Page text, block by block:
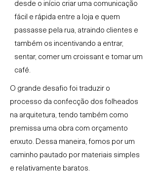
desde o início criar uma comunicação
fácil e rápida entre a loja e quem
passasse pela rua, atraindo clientes e
também os incentivando a entrar,
sentar, comer um croissant e tomar um
café.
O grande desafio foi traduzir o
processo da confecção dos folheados
na arquitetura, tendo também como
premissa uma obra com orçamento
enxuto. Dessa maneira, fomos por um
caminho pautado por materiais simples
e relativamente baratos.